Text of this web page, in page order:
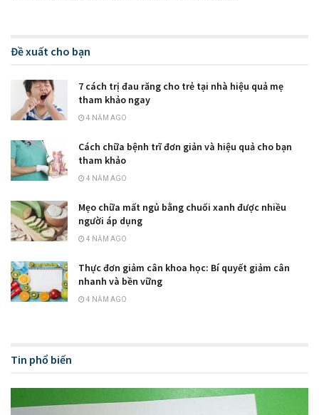
Đề xuất cho bạn
7 cách trị đau răng cho trẻ tại nhà hiệu quả mẹ
tham khảo ngay
4 NĂM AGO
Cách chữa bệnh trĩ đơn giản và hiệu quả cho bạn
tham khảo
4 NĂM AGO
Mẹo chữa mất ngủ bằng chuối xanh được nhiều
người áp dụng
4 NĂM AGO
Thực đơn giảm cân khoa học: Bí quyết giảm cân
nhanh và bền vững
4 NĂM AGO
Tin phổ biến